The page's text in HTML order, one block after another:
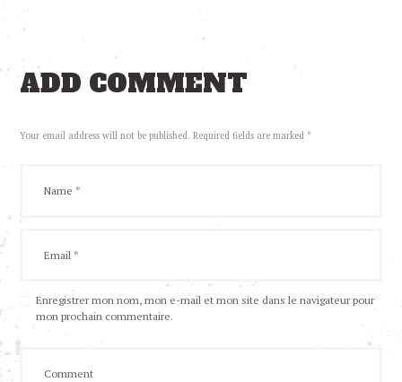
ADD COMMENT
Your email address will not be published. Required fields are marked *
Enregistrer mon nom, mon e-mail et mon site dans le navigateur pour
mon prochain commentaire.